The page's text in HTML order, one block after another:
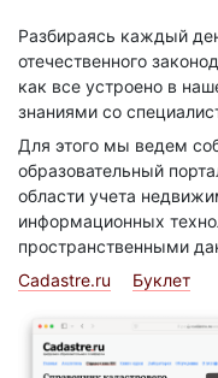
Разбираясь каждый
отечественного
как все устроено в
знаниями со
Для этого мы ведем
образовательный
области учета
информационных
пространственными
Cadastre.ru
Буклет